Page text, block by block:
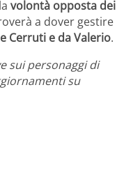
volontà opposta dei
a dover gestire
Cerruti e da Valerio.
sui personaggi di
su